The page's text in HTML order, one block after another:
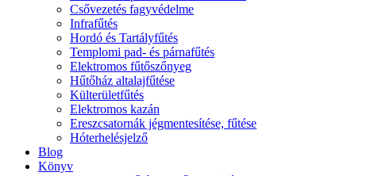
Csővezetés fagyvédelme
Infrafűtés
Hordó és Tartályfűtés
Templomi pad- és párnafűtés
Elektromos fűtőszőnyeg
Hűtőház altalajfűtése
Külterületfűtés
Elektromos kazán
Ereszcsatornák jégmentesítése, fűtése
Hóterhelésjelző
Blog
Könyv